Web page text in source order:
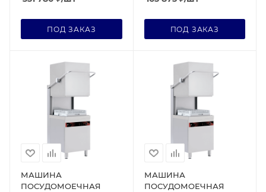
ПОД ЗАКАЗ ПОД ЗАКАЗ
МАШИНА
ПОСУДОМОЕЧНАЯ
МАШИНА
ПОСУДОМОЕЧНАЯ